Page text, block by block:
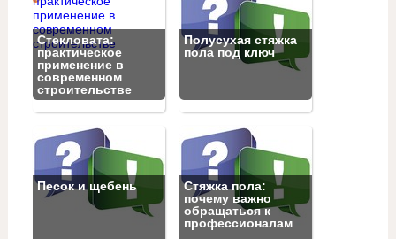
Стекловата:
практическое
применение в
современном
строительстве
Полусухая стяжка
пола под ключ
Песок и щебень
Стяжка пола:
почему важно
обращаться к
профессионалам